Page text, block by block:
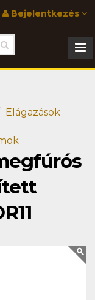
Bejelentkezés
Elágazások